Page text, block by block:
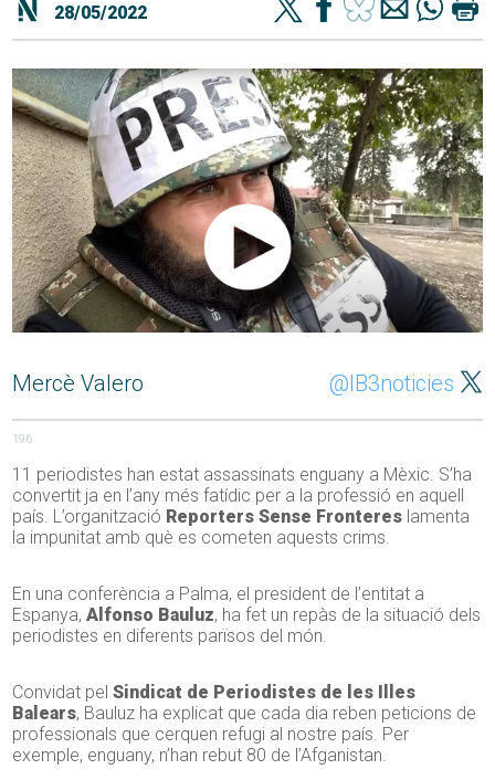
28/05/2022
Mercè Valero @IB3noticies
196
11 periodistes han estat assassinats enguany a Mèxic. S’ha
convertit ja en l’any més fatídic per a la professió en aquell
país. L’organització Reporters Sense Fronteres lamenta
la impunitat amb què es cometen aquests crims.
En una conferència a Palma, el president de l’entitat a
Espanya,Alfonso Bauluz, ha fet un repàs de la situació dels
periodistes en diferents parïsos del món.
Convidat pelSindicat de Periodistes de les Illes
Balears, Bauluz ha explicat que cada dia reben peticions de
professionals que cerquen refugi al nostre país. Per
exemple, enguany, n’han rebut 80 de l’Afganistan.